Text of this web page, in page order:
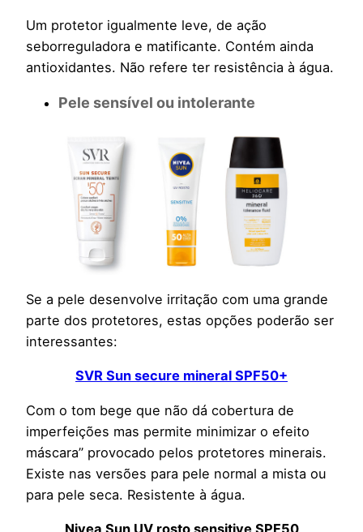
Um protetor igualmente leve, de ação
seborreguladora e matificante. Contém ainda
antioxidantes. Não refere ter resistência à água.
Pele sensível ou intolerante
Se a pele desenvolve irritação com uma grande
parte dos protetores, estas opções poderão ser
interessantes:
SVR Sun secure mineral SPF50+
Com o tom bege que não dá cobertura de
imperfeições mas permite minimizar o efeito
máscara” provocado pelos protetores minerais.
Existe nas versões para pele normal a mista ou
para pele seca. Resistente à água.
Nivea Sun UV rosto sensitive SPF50